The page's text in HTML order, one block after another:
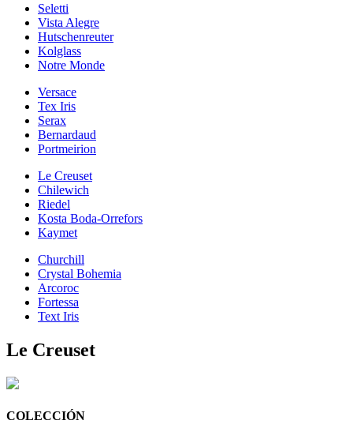
Seletti
Vista Alegre
Hutschenreuter
Kolglass
Notre Monde
Versace
Tex Iris
Serax
Bernardaud
Portmeirion
Le Creuset
Chilewich
Riedel
Kosta Boda-Orrefors
Kaymet
Churchill
Crystal Bohemia
Arcoroc
Fortessa
Text Iris
Le Creuset
COLECCIÓN